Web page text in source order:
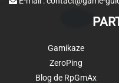
Gamikaze
ZeroPing
Blog de RpGmAx